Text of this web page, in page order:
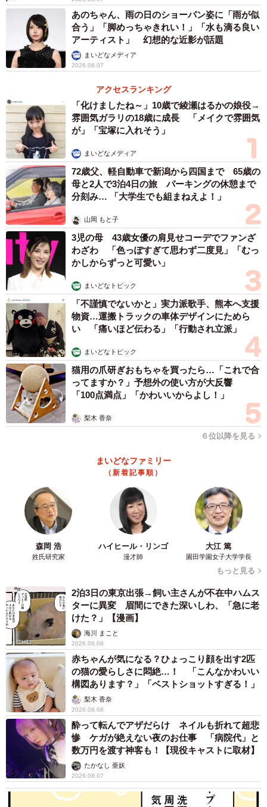
あのちゃん、雨の日のショーパン姿に「雨が似
合う」「脚めっちゃきれい！」「水も滴る良い
アーティスト」 幻想的な近影が話題
まいどなメディア
2026.08.07
アクセスランキング
「化けましたね～」10歳で綾瀬はるかの娘役→
雰囲気ガラリの18歳に成長 「メイクで雰囲気
が」「宝塚に入れそう」
まいどなメディア
72歳父、軽自動車で新潟から四国まで 65歳の
母と2人で3泊4日の旅 パーキングの休憩まで
分刻み… 「大学生でも組まねえよ！」
山岡 もと子
3児の母 43歳女優の肩見せコーデでファンざ
わざわ 「色っぽすぎて思わず二度見」「むっ
かしからずっと可愛い」
まいどなトピック
「不謹慎でないかと」実力派歌手、熊本へ支援
物資…運搬トラックの車体デザインにためら
い 「痛いほど伝わる」「行動され立派」
まいどなトピック
猫用の爪研ぎおもちゃを買ったら…「これで合
ってますか？」予想外の使い方が大反響
「100点満点」「かわいいからよし！」
梨木 香奈
６位以降を見る
まいどなファミリー
（新着記事順）
森岡 浩
姓氏研究家
ハイヒール・リンゴ
漫才師
大江 篤
園田学園女子大学学長
もっと見る
2泊3日の東京出張→飼い主さんが不在中ハムス
ターに異変 眉間にできた深いしわ、「急に老
けた？」【漫画】
海川 まこと
2026.08.08
赤ちゃんが気になる？ひょっこり顔を出す2匹
の猫の愛らしさに悶絶…！ 「こんなかわいい
構図あります？」「ベストショットすぎる！」
梨木 香奈
2026.08.08
酔って転んでアザだらけ ネイルも折れて超悲
惨 ケガが絶えない夜のお仕事 「病院代」と
数万円を渡す神客も！【現役キャストに取材】
たかなし 亜妖
2026.08.07